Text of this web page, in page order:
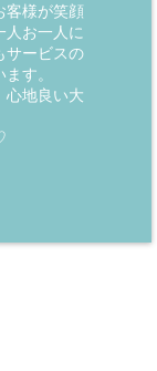
客様が笑顔
人お一人に
サービスの
す。
心地良い大